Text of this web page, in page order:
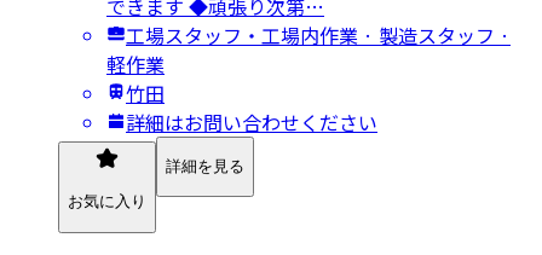
工場スタッフ・工場内作業 · 製造スタッフ ·
軽作業
竹田
詳細はお問い合わせください
お気に入り
詳細を見る